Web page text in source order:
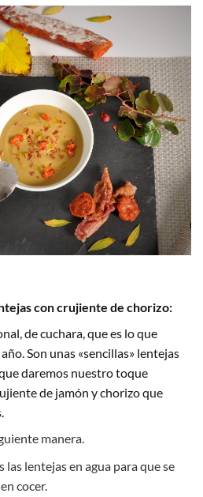
con crujiente de chorizo:
de cuchara, que es lo que
Son unas «sencillas» lentejas
daremos nuestro toque
de jamón y chorizo que
manera.
lentejas en agua para que se
cocer.